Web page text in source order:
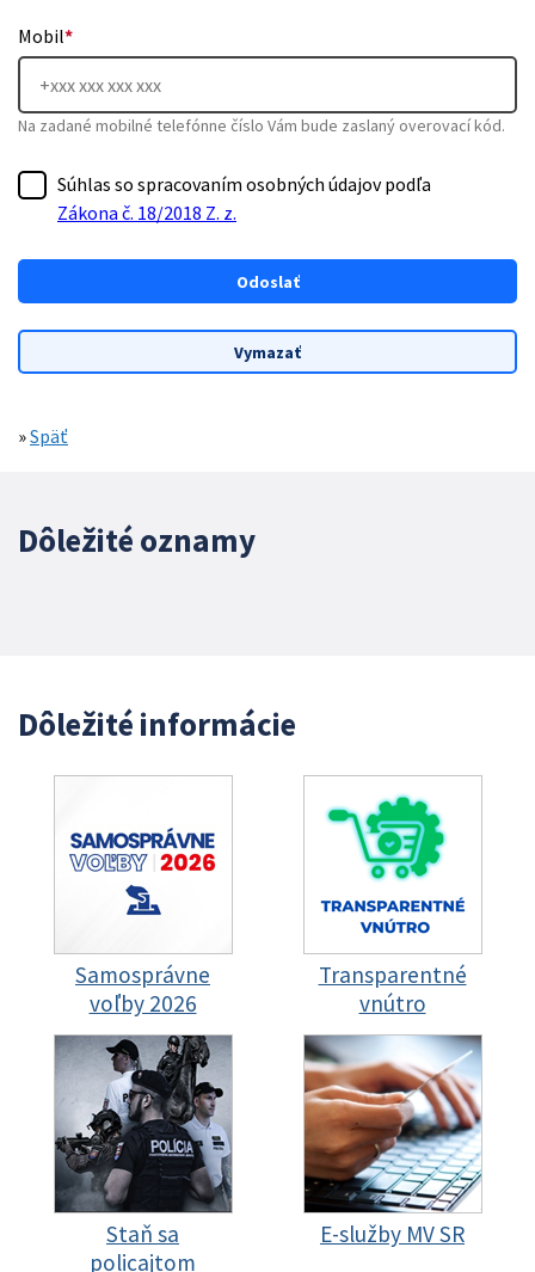
Mobil*
Na zadané mobilné telefónne číslo Vám bude zaslaný overovací kód.
Súhlas so spracovaním osobných údajov podľa
Zákona č. 18/2018 Z. z.
»Späť
Dôležité oznamy
Dôležité informácie
Samosprávne
voľby 2026
Transparentné
vnútro
Staň sa
policajtom
E-služby MV SR